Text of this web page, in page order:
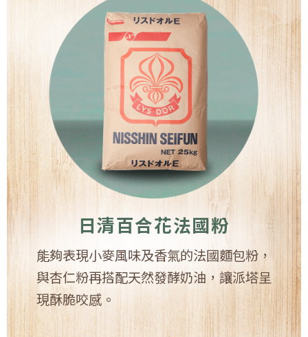
日清百合花法國粉
能夠表現小麥風味及香氣的法國麵包粉，
與杏仁粉再搭配天然發酵奶油，讓派塔呈
現酥脆咬感。